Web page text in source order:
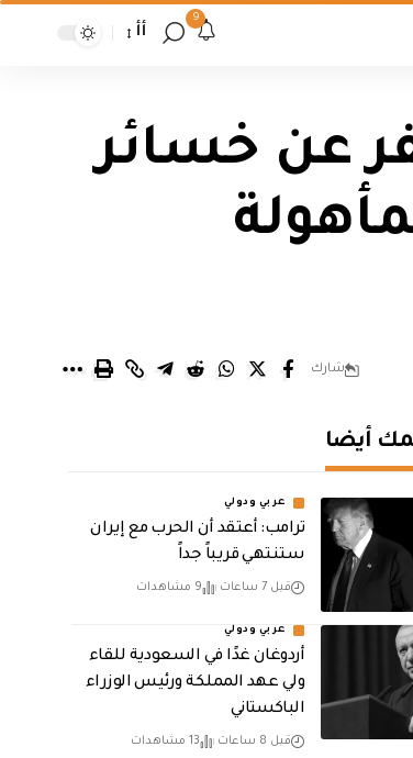
9
أأ
عن خسائر
شارك
أيضا
عربي ودولي
‏ترامب: أعتقد أن الحرب مع إيران
ستنتهي قريباً جداً
قبل 7 ساعات 9 مشاهدات
عربي ودولي
أردوغان غدًا في السعودية للقاء
ولي عهد المملكة ورئيس الوزراء
الباكستاني
قبل 8 ساعات 13 مشاهدات